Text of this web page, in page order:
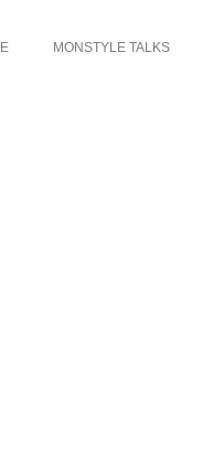
MONSTYLE TALKS